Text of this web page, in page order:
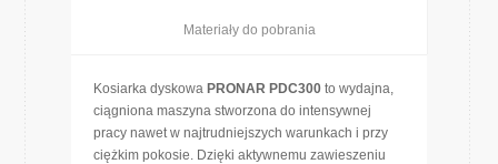
Materiały do pobrania
Kosiarka dyskowa PRONAR PDC300 to wydajna,
ciągniona maszyna stworzona do intensywnej
pracy nawet w najtrudniejszych warunkach i przy
ciężkim pokosie. Dzięki aktywnemu zawieszeniu